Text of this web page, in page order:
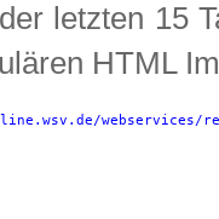
letzten 15
HTML
webservices/